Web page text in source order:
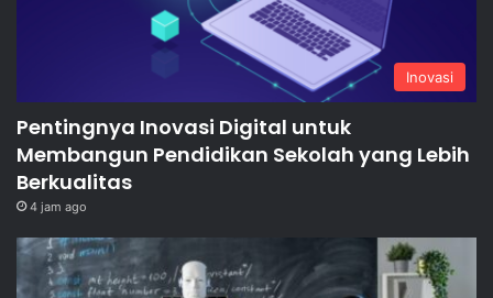
Inovasi
Pentingnya Inovasi Digital untuk
Membangun Pendidikan Sekolah yang Lebih
Berkualitas
4 jam ago